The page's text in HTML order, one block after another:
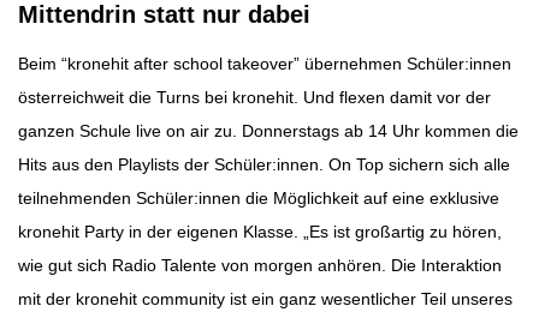
Mittendrin statt nur dabei
Beim “kronehit after school takeover” übernehmen Schüler:innen
österreichweit die Turns bei kronehit. Und flexen damit vor der
ganzen Schule live on air zu. Donnerstags ab 14 Uhr kommen die
Hits aus den Playlists der Schüler:innen. On Top sichern sich alle
teilnehmenden Schüler:innen die Möglichkeit auf eine exklusive
kronehit Party in der eigenen Klasse. „Es ist großartig zu hören,
wie gut sich Radio Talente von morgen anhören. Die Interaktion
mit der kronehit community ist ein ganz wesentlicher Teil unseres